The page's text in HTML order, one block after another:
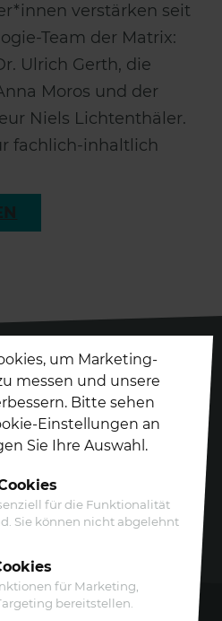
verstärken seit
Team der Matrix:
Ulrich Gerth, die
Moros und der
Niels Lichtenthäler.
fachlich-inhaltlich
uns auf
um Marketing-
messen und unsere
Bitte sehen
Einstellungen an
Sie Ihre Auswahl.
für die Funktionalität
Sie können nicht abgelehnt
für Marketing,
bereitstellen.